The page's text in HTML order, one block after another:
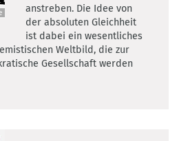
anstreben. Die Idee von
der absoluten Gleichheit
ist dabei ein wesentliches
Weltbild, die zur
Gesellschaft werden